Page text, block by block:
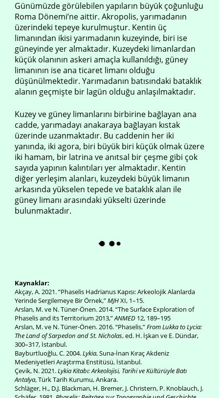
Günümüzde görülebilen yapıların büyük çoğunluğu
Roma Dönemi’ne aittir. Akropolis, yarımadanın
üzerindeki tepeye kurulmuştur. Kentin üç
limanından ikisi yarımadanın kuzeyinde, biri ise
güneyinde yer almaktadır. Kuzeydeki limanlardan
küçük olanının askeri amaçla kullanıldığı, güney
limanının ise ana ticaret limanı olduğu
düşünülmektedir. Yarımadanın batısındaki bataklık
alanın geçmişte bir lagün olduğu anlaşılmaktadır.
Kuzey ve güney limanlarını birbirine bağlayan ana
cadde, yarımadayı anakaraya bağlayan kıstak
üzerinde uzanmaktadır. Bu caddenin her iki
yanında, iki agora, biri büyük biri küçük olmak üzere
iki hamam, bir latrina ve anıtsal bir çeşme gibi çok
sayıda yapının kalıntıları yer almaktadır. Kentin
diğer yerleşim alanları, kuzeydeki büyük limanın
arkasında yükselen tepede ve bataklık alan ile
güney limanı arasındaki yükselti üzerinde
bulunmaktadır.
Kaynaklar:
Akçay, A. 2021. “Phaselis Hadrianus Kapısı: Arkeolojik Alanlarda
Yerinde Sergilemeye Bir Örnek,”MJHXI, 1–15.
Arslan, M. ve N. Tüner-Önen. 2014. “The Surface Exploration of
Phaselis and its Territorium 2013,”ANMED 12, 189–195
Arslan, M. ve N. Tüner-Önen. 2016. “Phaselis,”From Lukka to Lycia:
The Land of Sarpedon and St. Nicholas, ed. H. İşkan ve E. Dündar,
300–317, İstanbul.
Bayburtluoğlu, C. 2004.Lykia, Suna-İnan Kıraç Akdeniz
Medeniyetleri Araştırma Enstitüsü, İstanbul.
Çevik, N. 2021.Lykia Kitabı: Arkeolojisi, Tarihi ve Kültürüyle Batı
Antalya, Türk Tarih Kurumu, Ankara.
Schläger, H., D.J. Blackman, H. Bremer, J. Christern, P. Knoblauch, J.